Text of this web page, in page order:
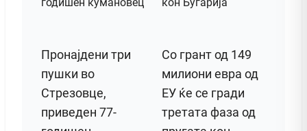
Пронајдени три
пушки во
Стрезовце,
приведен 77-
Со грант од 149
милиони евра од
ЕУ ќе се гради
третата фаза од